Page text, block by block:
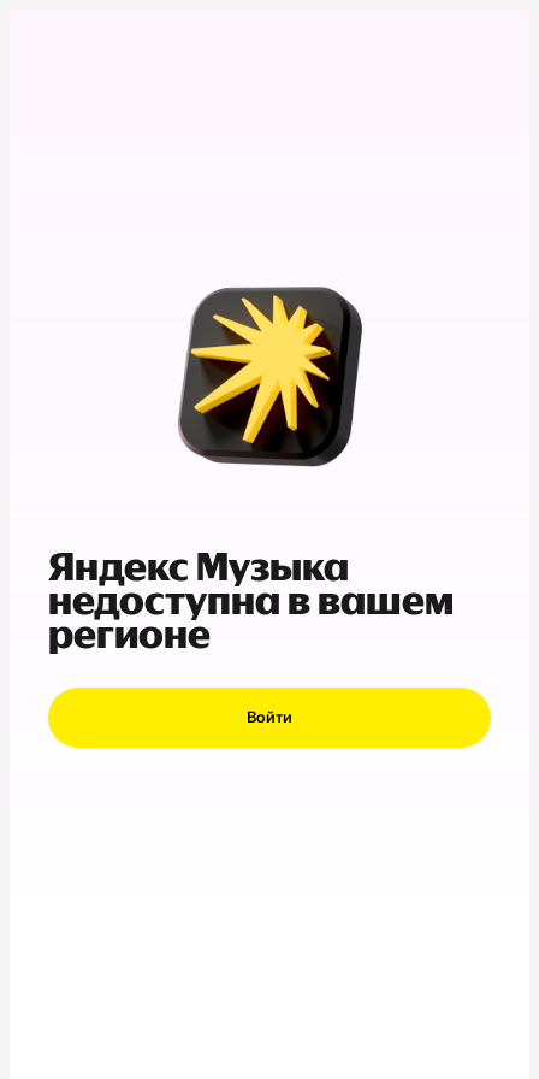
Яндекс Музыка
недоступна в вашем
регионе
Войти